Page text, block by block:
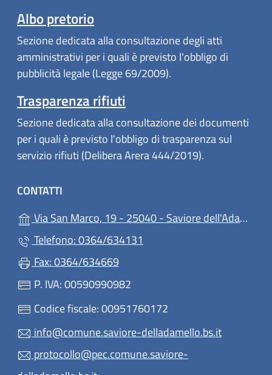
Albo pretorio
Sezione dedicata alla consultazione degli atti
amministrativi per i quali è previsto l'obbligo di
pubblicità legale (Legge 69/2009).
Trasparenza rifiuti
Sezione dedicata alla consultazione dei documenti
per i quali è previsto l'obbligo di trasparenza sul
servizio rifiuti (Delibera Arera 444/2019).
CONTATTI
Via San Marco, 19 - 25040 - Saviore dell'Adamello (BS)
Telefono: 0364/634131
Fax: 0364/634669
P. IVA: 00590990982
Codice fiscale: 00951760172
info@comune.saviore-delladamello.bs.it
protocollo@pec.comune.saviore-